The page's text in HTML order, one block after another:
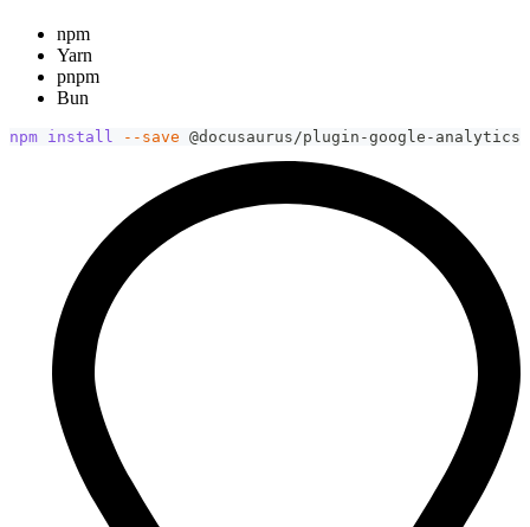
npm
Yarn
pnpm
Bun
npm install --save @docusaurus/plugin-google-analytics